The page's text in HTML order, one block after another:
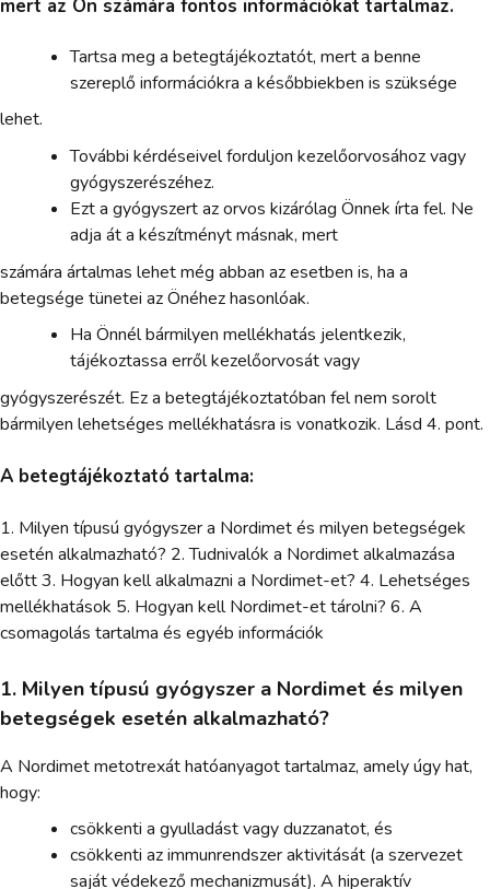
mert az Ön számára fontos információkat tartalmaz.
Tartsa meg a betegtájékoztatót, mert a benne
szereplő információkra a későbbiekben is szüksége
lehet.
További kérdéseivel forduljon kezelőorvosához vagy
gyógyszerészéhez.
Ezt a gyógyszert az orvos kizárólag Önnek írta fel. Ne
adja át a készítményt másnak, mert
számára ártalmas lehet még abban az esetben is, ha a
betegsége tünetei az Önéhez hasonlóak.
Ha Önnél bármilyen mellékhatás jelentkezik,
tájékoztassa erről kezelőorvosát vagy
gyógyszerészét. Ez a betegtájékoztatóban fel nem sorolt
bármilyen lehetséges mellékhatásra is vonatkozik. Lásd 4. pont.
A betegtájékoztató tartalma:
1. Milyen típusú gyógyszer a Nordimet és milyen betegségek
esetén alkalmazható? 2. Tudnivalók a Nordimet alkalmazása
előtt 3. Hogyan kell alkalmazni a Nordimet-et? 4. Lehetséges
mellékhatások 5. Hogyan kell Nordimet-et tárolni? 6. A
csomagolás tartalma és egyéb információk
1. Milyen típusú gyógyszer a Nordimet és milyen
betegségek esetén alkalmazható?
A Nordimet metotrexát hatóanyagot tartalmaz, amely úgy hat,
hogy:
csökkenti a gyulladást vagy duzzanatot, és
csökkenti az immunrendszer aktivitását (a szervezet
saját védekező mechanizmusát). A hiperaktív